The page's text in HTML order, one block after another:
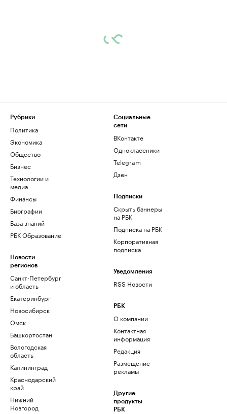
Рубрики
Политика
Экономика
Общество
Бизнес
Технологии и
медиа
Финансы
Биографии
База знаний
РБК Образование
Новости
регионов
Санкт-Петербург
и область
Екатеринбург
Новосибирск
Омск
Башкортостан
Вологодская
область
Калининград
Краснодарский
край
Нижний
Новгород
Социальные
сети
ВКонтакте
Одноклассники
Telegram
Дзен
Подписки
Скрыть баннеры
на РБК
Подписка на РБК
Корпоративная
подписка
Уведомления
RSS Новости
РБК
О компании
Контактная
информация
Редакция
Размещение
рекламы
Другие
продукты
РБК